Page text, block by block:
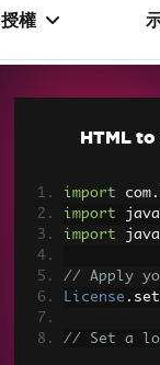
授權
HTML to
import com .
import java
import java
// Apply
License .
// Set a